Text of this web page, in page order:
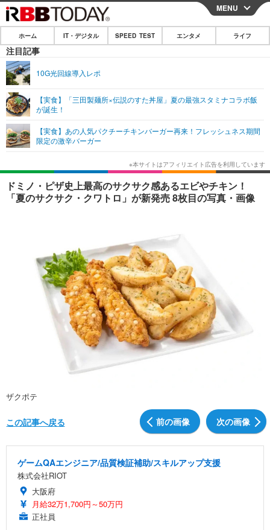
CLOSE
ホーム
IT・デジタル
ネタ
ショッピング その他
SPEED TEST
エンタメ
エンタメTOP
韓国・芸能
音楽 スポーツ
ライフ
ライフTOP グルメ
ペット ショッピング
リリース一覧
プッシュ通知の停止方法
MENU
ホーム IT・デジタル SPEED TEST エンタメ ライフ
注目記事
10G光回線導入レポ
【実食】「三田製麺所×伝説のすた丼屋」夏の最強スタミナコラボ飯
が誕生！
【実食】あの人気パクチーチキンバーガー再来！フレッシュネス期間
限定の激辛バーガー
ドミノ・ピザ史上最高のサクサク感あるエビやチキン！
「夏のサクサク・クワトロ」が新発売 8枚目の写真・画像
ザクポテ
前の画像 次の画像
この記事へ戻る
ゲームQAエンジニア/品質検証補助/スキルアップ支援
株式会社RIOT
大阪府
月給32万1,700円～50万円
正社員